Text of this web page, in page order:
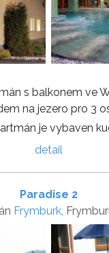
s balkonem ve
na jezero pro 3
je vybaven
detail
Paradise 2
Frymburk,